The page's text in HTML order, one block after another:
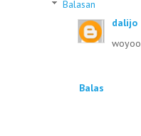
Balasan
dalijo
Balas